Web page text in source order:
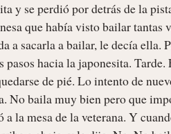
y se perdió por detrás de la
que había visto bailar tantas
a sacarla a bailar, le decía ella.
hacia la japonesita.
de pié. Lo intento de
No baila muy bien pero que
la mesa de la veterana. Y